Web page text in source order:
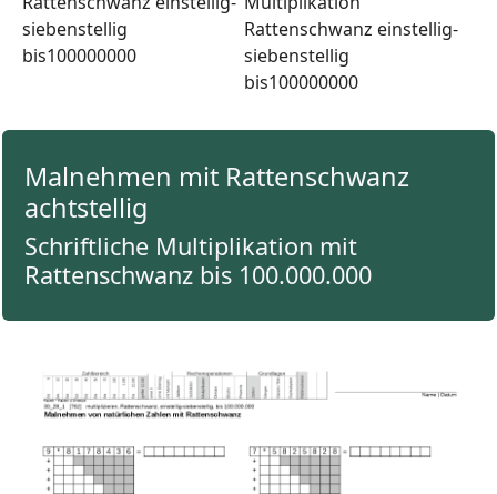
siebenstellig
bis100000000
Rattenschwanz einstellig-
siebenstellig
bis100000000
Malnehmen mit Rattenschwanz
achtstellig
Schriftliche Multiplikation mit
Rattenschwanz bis 100.000.000